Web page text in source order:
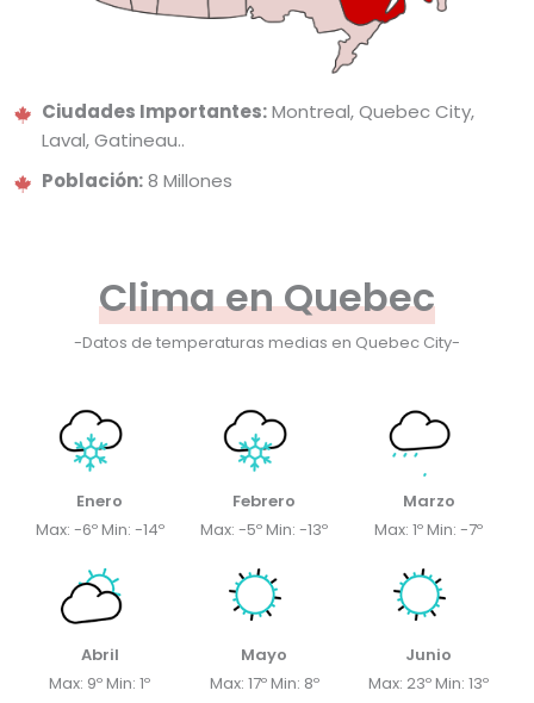
Ciudades Importantes:Montreal, Quebec City,
Laval, Gatineau..
Población:8 Millones
Clima en Quebec
-Datos de temperaturas medias en Quebec City-
Enero
Max: -6º Min: -14º
Febrero
Max: -5º Min: -13º
Marzo
Max: 1º Min: -7º
Abril
Max: 9º Min: 1º
Mayo
Max: 17º Min: 8º
Junio
Max: 23º Min: 13º